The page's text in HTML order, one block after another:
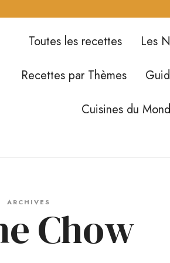
Toutes les recettes Les
Recettes par Thèmes
Cuisines du
ARCHIVES
Chow